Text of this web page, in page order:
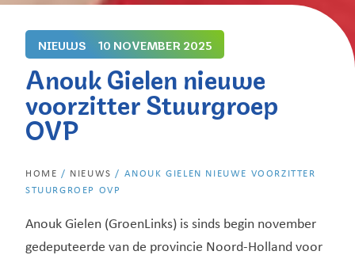
NIEUWS 10 NOVEMBER 2025
Anouk Gielen nieuwe
voorzitter Stuurgroep
OVP
HOME / NIEUWS / ANOUK GIELEN NIEUWE VOORZITTER
STUURGROEP OVP
Anouk Gielen (GroenLinks) is sinds begin november
gedeputeerde van de provincie Noord-Holland voor